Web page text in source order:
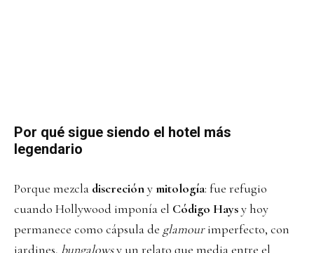
Por qué sigue siendo el hotel más
legendario
Porque mezcla discreciónymitología: fue refugio
cuando Hollywood imponía el Código Haysy hoy
permanece como cápsula de glamourimperfecto, con
jardines, bungalowsy un relato que media entre el